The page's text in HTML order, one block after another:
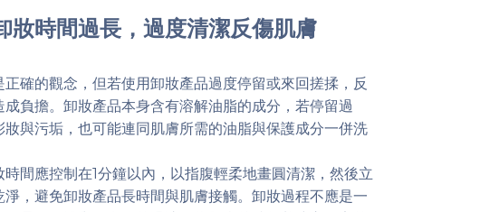
妝時間過長，過度清潔反傷肌膚
確的觀念，但若使用卸妝產品過度停留或來回搓揉，反
負擔。卸妝產品本身含有溶解油脂的成分，若停留過
妝與污垢，也可能連同肌膚所需的油脂與保護成分一併洗
間應控制在1分鐘以內，以指腹輕柔地畫圓清潔，然後立
淨，避免卸妝產品長時間與肌膚接觸。卸妝過程不應是一